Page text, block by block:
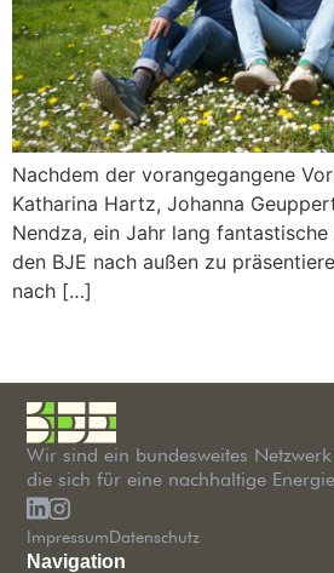
Nachdem der vorangegangene
Katharina Hartz, Johanna
Nendza, ein Jahr lang
den BJE nach außen zu
nach […]
Wir sind ein bundesweites
die sich für eine nachhaltige
ImpressumDatenschutz
Navigation